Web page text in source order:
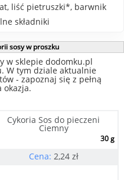
liść pietruszki*, barwnik
składniki
sosy w proszku
w sklepie dodomku.pl
W tym dziale aktualnie
- zapoznaj się z pełną
okazja.
Cykoria Sos do pieczeni
Ciemny
30 g
Cena: 2,24 zł